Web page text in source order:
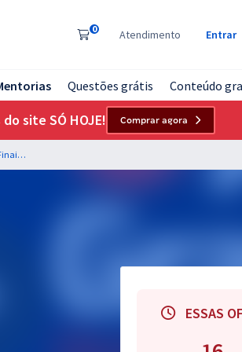
0 Atendimento Entrar
Questões grátis Conteúdo
site SÓ HOJE! Comprar agora
SME - Prefeitura de Petrolina - PE - Professor de Anos Finais do Ensino Fundamental - Matemática
ESSAS